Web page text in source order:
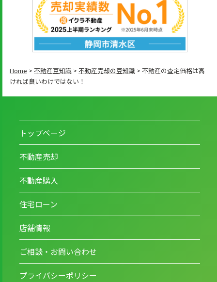
Home > 不動産豆知識 > 不動産売却の豆知識 > 不動産の査定価格は高
ければ良いわけではない！
トップページ
不動産売却
不動産購入
住宅ローン
店舗情報
ご相談・お問い合わせ
プライバシーポリシー